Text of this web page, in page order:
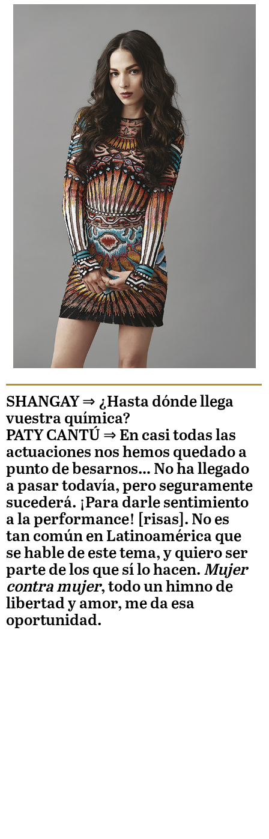
SHANGAY ⇒ ¿Hasta dónde llega
vuestra química?
PATY CANTÚ ⇒ En casi todas las
actuaciones nos hemos quedado a
punto de besarnos… No ha llegado
a pasar todavía, pero seguramente
sucederá. ¡Para darle sentimiento
a la performance! [risas]. No es
tan común en Latinoamérica que
se hable de este tema, y quiero ser
parte de los que sí lo hacen. Mujer
contra mujer, todo un himno de
libertad y amor, me da esa
oportunidad.